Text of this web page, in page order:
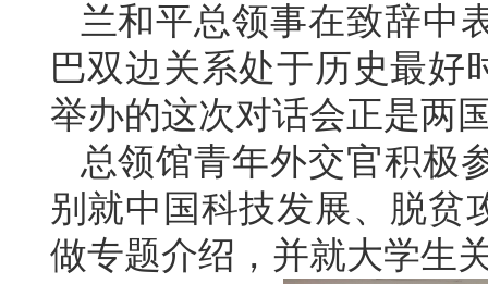
兰和平总领事在致辞中
巴双边关系处于历史最好
举办的这次对话会正是两
总领馆青年外交官积极
别就中国科技发展、脱贫
做专题介绍，并就大学生